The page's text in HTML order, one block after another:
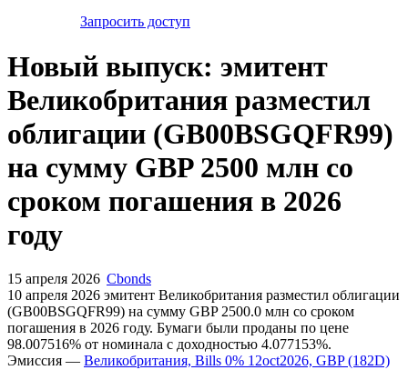
Запросить доступ
Новый выпуск: эмитент
Великобритания разместил
облигации (GB00BSGQFR99)
на сумму GBP 2500 млн со
сроком погашения в 2026
году
15 апреля 2026 Cbonds
10 апреля 2026 эмитент Великобритания разместил облигации
(GB00BSGQFR99) на сумму GBP 2500.0 млн со сроком
погашения в 2026 году. Бумаги были проданы по цене
98.007516% от номинала с доходностью 4.077153%.
Эмиссия — Великобритания, Bills 0% 12oct2026, GBP (182D)